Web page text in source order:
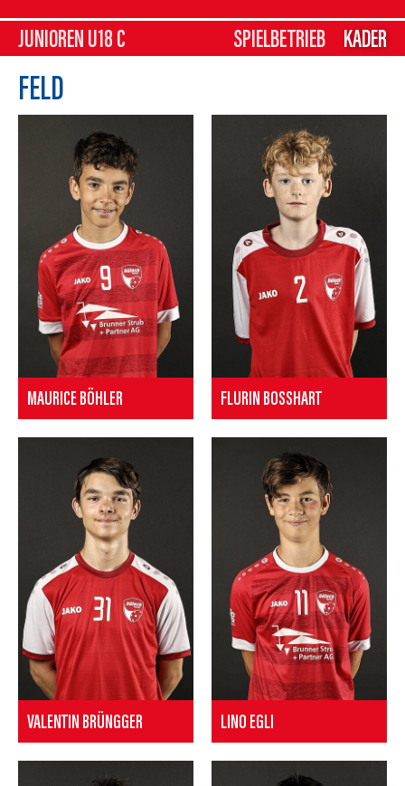
JUNIOREN U18 C SPIELBETRIEB KADER
FELD
MAURICE BÖHLER FLURIN BOSSHART
VALENTIN BRÜNGGER LINO EGLI